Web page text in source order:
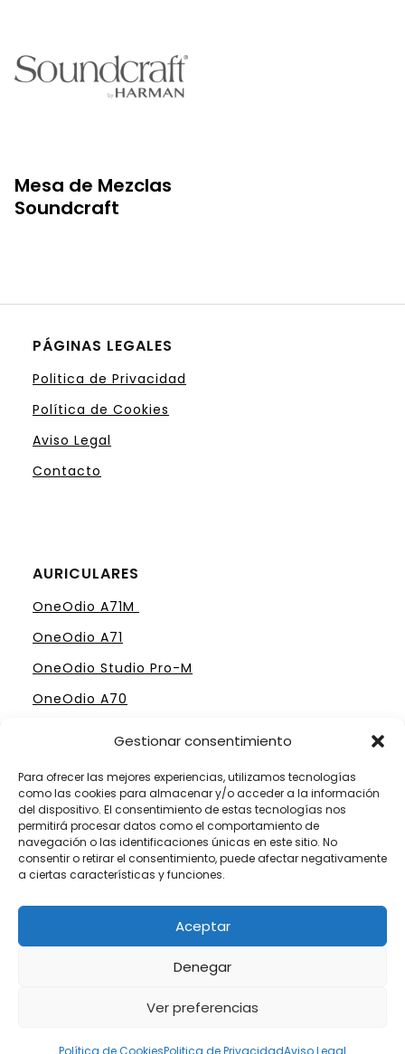
Gestionar consentimiento
Para ofrecer las mejores experiencias, utilizamos tecnologías
como las cookies para almacenar y/o acceder a la información
del dispositivo. El consentimiento de estas tecnologías nos
permitirá procesar datos como el comportamiento de
navegación o las identificaciones únicas en este sitio. No
consentir o retirar el consentimiento, puede afectar negativamente
a ciertas características y funciones.
Aceptar
Denegar
Ver preferencias
Política de CookiesPolitica de PrivacidadAviso Legal
Mesa de Mezclas
Soundcraft
PÁGINAS LEGALES
Politica de Privacidad
Política de Cookies
Aviso Legal
Contacto
AURICULARES
OneOdio A71M
OneOdio A71
OneOdio Studio Pro-M
OneOdio A70
ELIGE TU MESA DE MEZCLAS PERFECTA
Mesas Profesionales Hercules
Mesas más Caras de Pioneer
Mesas Numark por menos de 300 €